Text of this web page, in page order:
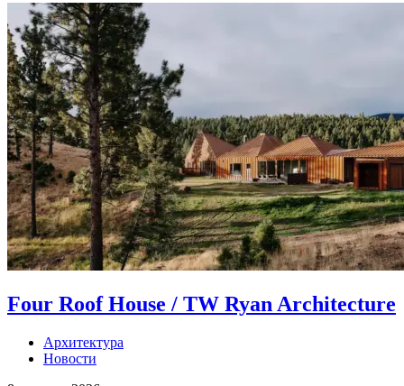
Four Roof House / TW Ryan Architecture
Архитектура
Новости